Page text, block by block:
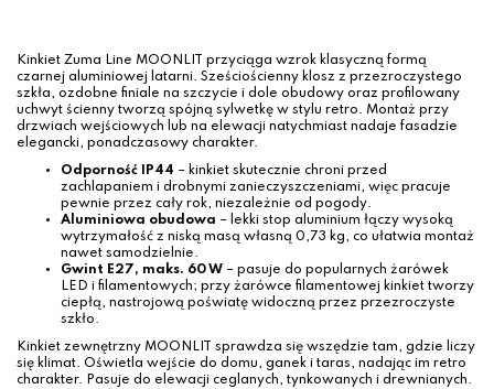
Kinkiet Zuma Line MOONLIT przyciąga wzrok klasyczną formą
czarnej aluminiowej latarni. Sześciościenny klosz z przezroczystego
szkła, ozdobne finiale na szczycie i dole obudowy oraz profilowany
uchwyt ścienny tworzą spójną sylwetkę w stylu retro. Montaż przy
drzwiach wejściowych lub na elewacji natychmiast nadaje fasadzie
elegancki, ponadczasowy charakter.
Odporność IP44 – kinkiet skutecznie chroni przed
zachlapaniem i drobnymi zanieczyszczeniami, więc pracuje
pewnie przez cały rok, niezależnie od pogody.
Aluminiowa obudowa – lekki stop aluminium łączy wysoką
wytrzymałość z niską masą własną 0,73 kg, co ułatwia montaż
nawet samodzielnie.
Gwint E27, maks. 60 W – pasuje do popularnych żarówek
LED i filamentowych; przy żarówce filamentowej kinkiet tworzy
ciepłą, nastrojową poświatę widoczną przez przezroczyste
szkło.
Kinkiet zewnętrzny MOONLIT sprawdza się wszędzie tam, gdzie liczy
się klimat. Oświetla wejście do domu, ganek i taras, nadając im retro
charakter. Pasuje do elewacji ceglanych, tynkowanych i drewnianych.